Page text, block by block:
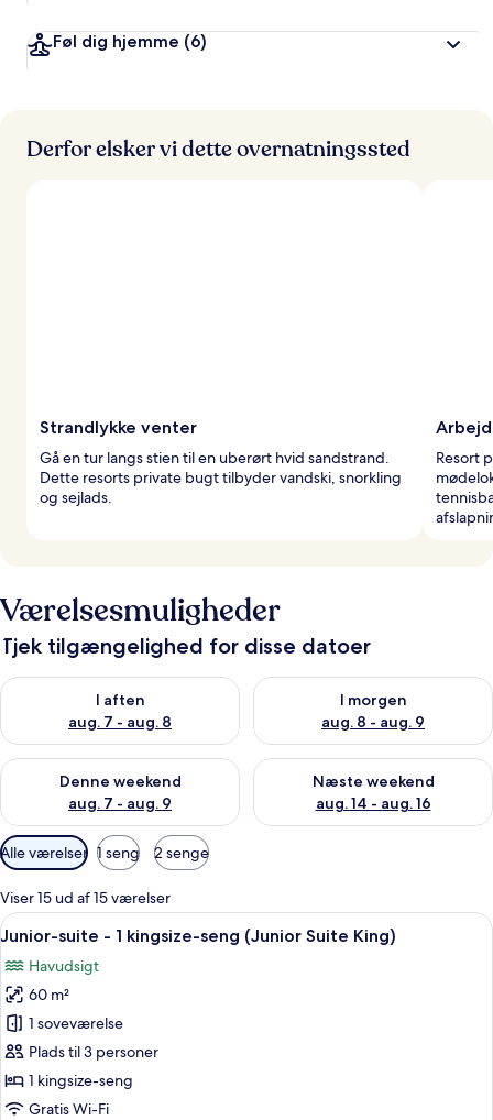
Føl dig hjemme (6)
Derfor elsker vi dette overnatningssted
Strandlykke venter
Gå en tur langs stien til en uberørt hvid sandstrand.
Dette resorts private bugt tilbyder vandski, snorkling
og sejlads.
Resort
Værelsesmuligheder
Tjek tilgængelighed for disse datoer
I aften
aug. 7 - aug. 8
Tjek tilgængelighed for i aften aug. 7 - aug. 8
I morgen
aug. 8 - aug. 9
Tjek tilgængelighed for i
Denne weekend
aug. 7 - aug. 9
Tjek tilgængelighed for denne weekend aug. 7 - aug. 9
Næste weekend
aug. 14 - aug. 16
Tjek tilgængelighed for næste
Tilgængelige
filtre
for
værelser
Alle værelser 1 seng 2 senge
Viser 15 ud af 15 værelser
Indlæs
alle
billeder
af
Junior-
suite
-
1
Et hotelværelse med en stor seng,
12
Junior-suite - 1 kingsize-seng (Junior Suite King)
Havudsigt
60 m²
1 soveværelse
Plads til 3 personer
1 kingsize-seng
Gratis Wi-Fi